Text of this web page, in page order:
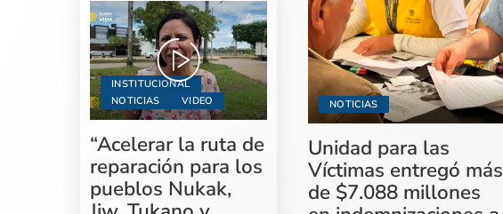
INSTITUCIONAL
NOTICIAS
VIDEO
“Acelerar la ruta de
reparación para los
pueblos Nukak,
NOTICIAS
Unidad para las
Víctimas entregó más
de $7.088 millones